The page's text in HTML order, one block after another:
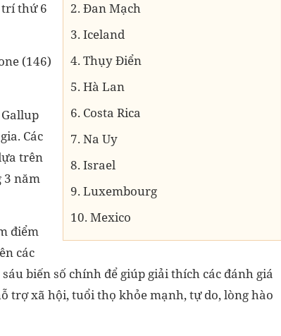
2. Đan Mạch
3. Iceland
4. Thụy Điển
5. Hà Lan
6. Costa Rica
7. Na Uy
8. Israel
9. Luxembourg
10. Mexico
thứ 6
(146)
Các
trên
3 năm
điểm
các
biến số chính để giúp giải thích các đánh giá
trợ xã hội, tuổi thọ khỏe mạnh, tự do, lòng hào